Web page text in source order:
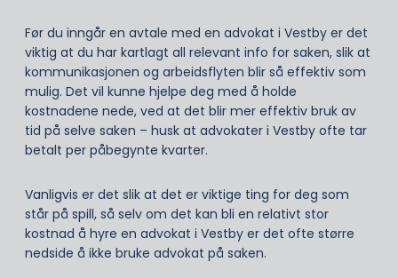
Før du inngår en avtale med en advokat i Vestby er det
viktig at du har kartlagt all relevant info for saken, slik at
kommunikasjonen og arbeidsflyten blir så effektiv som
mulig. Det vil kunne hjelpe deg med å holde
kostnadene nede, ved at det blir mer effektiv bruk av
tid på selve saken – husk at advokater i Vestby ofte tar
betalt per påbegynte kvarter.
Vanligvis er det slik at det er viktige ting for deg som
står på spill, så selv om det kan bli en relativt stor
kostnad å hyre en advokat i Vestby er det ofte større
nedside å ikke bruke advokat på saken.